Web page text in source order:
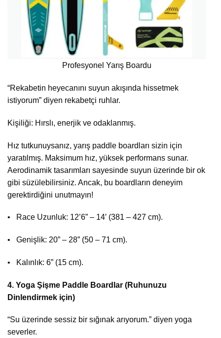
Profesyonel Yarış Boardu
“Rekabetin heyecanını suyun akışında hissetmek
istiyorum” diyen rekabetçi ruhlar.
Kişiliği: Hırslı, enerjik ve odaklanmış.
Hız tutkunuysanız, yarış paddle boardları sizin için
yaratılmış. Maksimum hız, yüksek performans sunar.
Aerodinamik tasarımları sayesinde suyun üzerinde bir ok
gibi süzülebilirsiniz. Ancak, bu boardların deneyim
gerektirdiğini unutmayın!
• Race Uzunluk: 12’6” – 14′ (381 – 427 cm).
• Genişlik: 20” – 28” (50 – 71 cm).
• Kalınlık: 6” (15 cm).
4.⁠ ⁠Yoga Şişme Paddle Boardlar (Ruhunuzu
Dinlendirmek için)
“Su üzerinde sessiz bir sığınak arıyorum.” diyen yoga
severler.